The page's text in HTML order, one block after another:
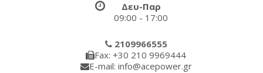
Δευ-Παρ
09:00 - 17:00
2109966555
Fax: +30 210 9969444
E-mail: info@acepower.gr